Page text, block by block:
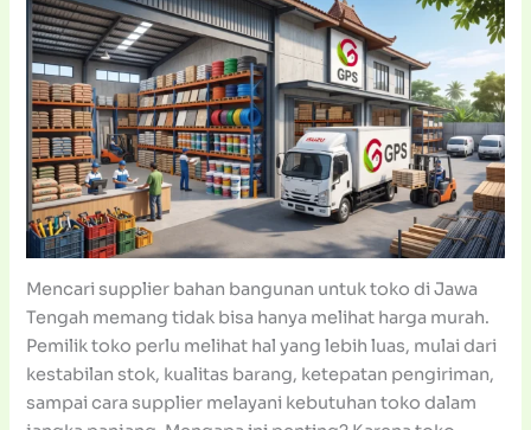
Mencari supplier bahan bangunan untuk toko di Jawa
Tengah memang tidak bisa hanya melihat harga murah.
Pemilik toko perlu melihat hal yang lebih luas, mulai dari
kestabilan stok, kualitas barang, ketepatan pengiriman,
sampai cara supplier melayani kebutuhan toko dalam